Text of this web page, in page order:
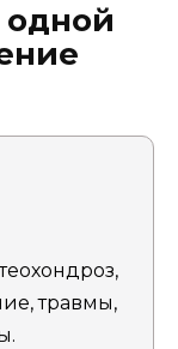
травмы,